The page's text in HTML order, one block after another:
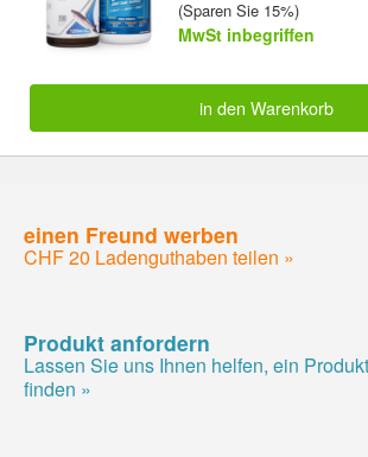
(Sparen Sie 15%)
MwSt inbegriffen
in den Warenkorb
einen Freund werben
CHF 20 Ladenguthaben teilen »
Produkt anfordern
Lassen Sie uns Ihnen helfen, ein
finden »